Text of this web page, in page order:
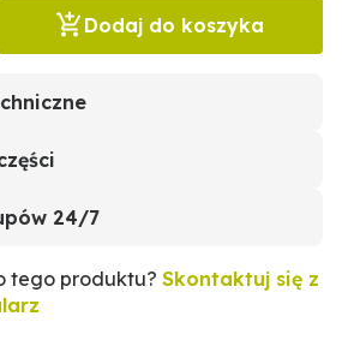
Dodaj do koszyka
24/7
tego produktu? Skontaktuj się z